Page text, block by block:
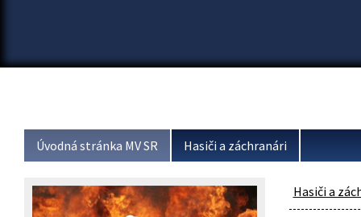
Úvodná stránka MV SR Hasiči a záchranári
Hasiči a